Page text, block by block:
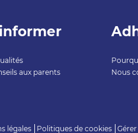
aux parents
Nous
légales Politiques de cookies